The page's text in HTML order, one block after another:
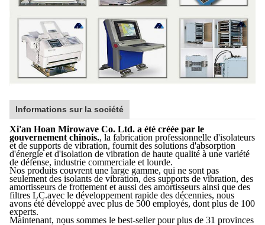
Informations sur la société
Xi'an Hoan Mirowave Co. Ltd. a été créée par le
gouvernement chinois., la fabrication professionnelle d'isolateurs
et de supports de vibration, fournit des solutions d'absorption
d'énergie et d'isolation de vibration de haute qualité à une variété
de défense, industrie commerciale et lourde.
Nos produits couvrent une large gamme, qui ne sont pas
seulement des isolants de vibration, des supports de vibration, des
amortisseurs de frottement et aussi des amortisseurs ainsi que des
filtres LC.avec le développement rapide des décennies, nous
avons été développé avec plus de 500 employés, dont plus de 100
experts.
Maintenant, nous sommes le best-seller pour plus de 31 provinces